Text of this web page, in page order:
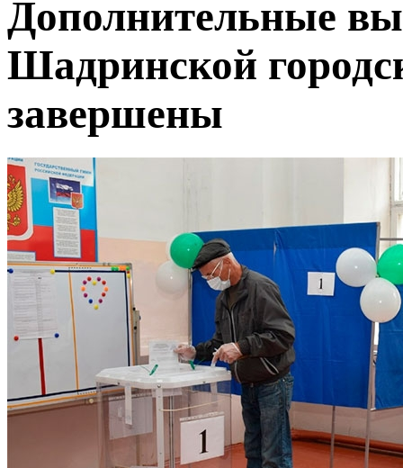
Дополнительные
Шадринской
завершены